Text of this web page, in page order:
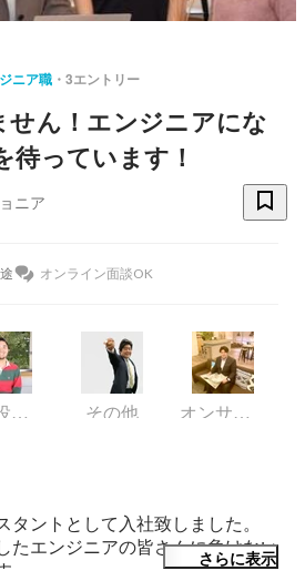
ニア職 3エントリー
せん！エンジニアにな
待っています！
ニア
オンライン面談OK
執行役員 兼 IXISCREATE(株)代表取締役 その他 オンサイトサービス事業部 営業
タントとして入社致しました。
たエンジニアの皆さんに負けない
。
さらに表示